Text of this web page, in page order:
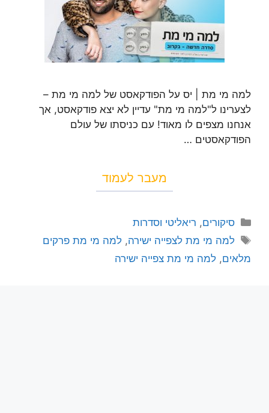
למה מי מת | יס על הפודקאסט של למה מי מת –
לצערינו ל"למה מי מת" עדיין לא יצא פודקאסט, אך
אנחנו מצפים לו מאוד! עם כניסתו של עולם
הפודקאסטים …
מעבר לעמוד
סיקורים, ריאליטי וסדרות
למה מי מת לצפייה ישירה,למה מי מת פרקים
מלאים, למה מי מת צפייה ישירה